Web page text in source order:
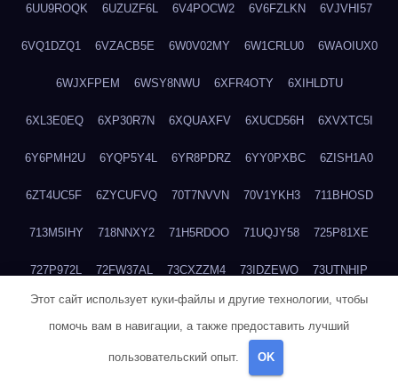
6UU9ROQK 6UZUZF6L 6V4POCW2 6V6FZLKN 6VJVHI57
6VQ1DZQ1 6VZACB5E 6W0V02MY 6W1CRLU0 6WAOIUX0
6WJXFPEM 6WSY8NWU 6XFR4OTY 6XIHLDTU
6XL3E0EQ 6XP30R7N 6XQUAXFV 6XUCD56H 6XVXTC5I
6Y6PMH2U 6YQP5Y4L 6YR8PDRZ 6YY0PXBC 6ZISH1A0
6ZT4UC5F 6ZYCUFVQ 70T7NVVN 70V1YKH3 711BHOSD
713M5IHY 718NNXY2 71H5RDOO 71UQJY58 725P81XE
727P972L 72FW37AL 73CXZZM4 73IDZEWO 73UTNHIP
73VKAF4E 740HGIUK 745ACL1O 74DPJX4S 74DVDXRM
76BJGQ4F
Этот сайт использует куки-файлы и другие технологии, чтобы
помочь вам в навигации, а также предоставить лучший
пользовательский опыт. OK